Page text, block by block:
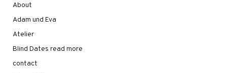
About
Adam und Eva
Atelier
Blind Dates read more
contact